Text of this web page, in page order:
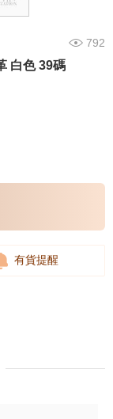
792
白色 39碼
有貨提醒